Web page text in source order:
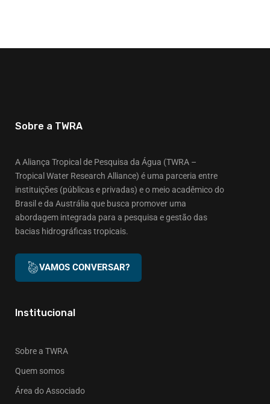
Sobre a TWRA
A Aliança Tropical de Pesquisa da Água (TWRA –
Tropical Water Research Alliance) é uma parceria entre
instituições (públicas e privadas) e o meio acadêmico do
Brasil e da Austrália que busca promover uma
abordagem integrada para a pesquisa e gestão das
bacias hidrográficas tropicais.
VAMOS CONVERSAR?
Institucional
Sobre a TWRA
Quem somos
Área do Associado